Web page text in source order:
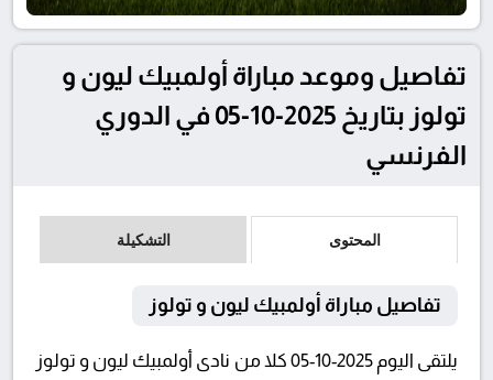
تفاصيل وموعد مباراة أولمبيك ليون و
تولوز بتاريخ 2025-10-05 في الدوري
الفرنسي
المحتوى التشكيلة
تفاصيل مباراة أولمبيك ليون و تولوز
يلتقى اليوم 2025-10-05 كلا من نادى أولمبيك ليون و تولوز